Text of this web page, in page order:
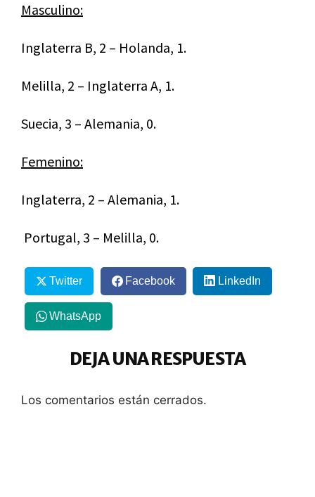
Masculino:
Inglaterra B, 2 – Holanda, 1.
Melilla, 2 – Inglaterra A, 1.
Suecia, 3 – Alemania, 0.
Femenino:
Inglaterra, 2 – Alemania, 1.
Portugal, 3 – Melilla, 0.
Twitter Facebook LinkedIn
WhatsApp
DEJA UNA RESPUESTA
Los comentarios están cerrados.